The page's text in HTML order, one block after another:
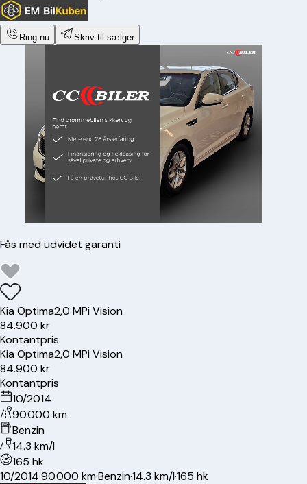
Ring nu Skriv til sælger
Fås med udvidet garanti
KiaOptima2,0 MPi Vision
84.900 kr
Kontantpris
KiaOptima2,0 MPi Vision
84.900 kr
Kontantpris
10/2014
90.000 km
Benzin
14.3 km/l
165 hk
10/2014·90.000 km·Benzin·14.3 km/l·165 hk